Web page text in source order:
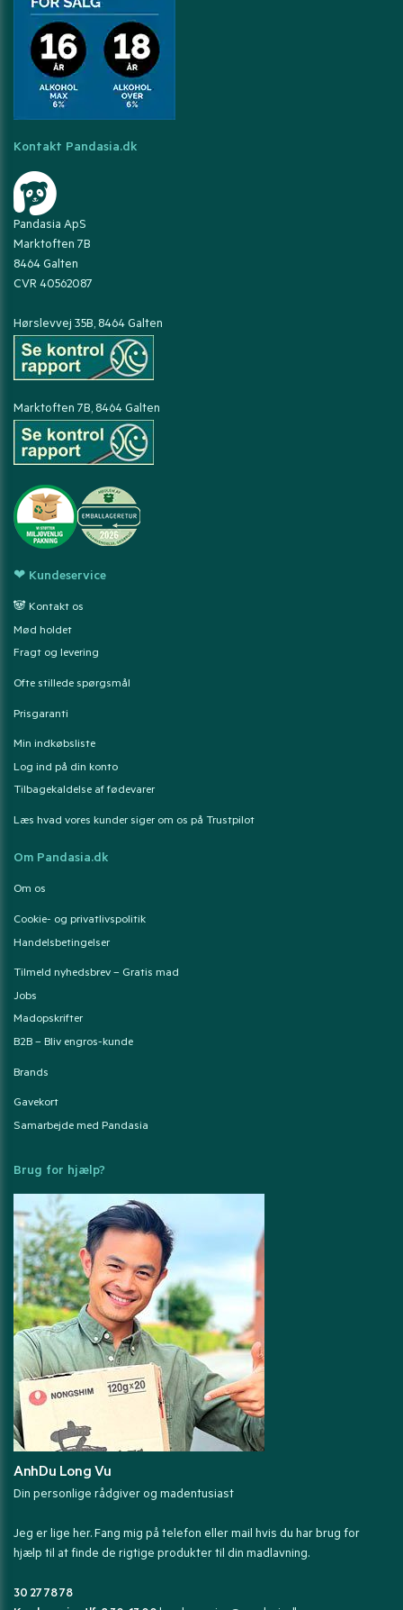
Kontakt Pandasia.dk
Pandasia ApS
Marktoften 7B
8464 Galten
CVR 40562087
Hørslevvej 35B, 8464 Galten
Marktoften 7B, 8464 Galten
❤ Kundeservice
🐼 Kontakt os
Mød holdet
Fragt og levering
Ofte stillede spørgsmål
Prisgaranti
Min indkøbsliste
Log ind på din konto
Tilbagekaldelse af fødevarer
Læs hvad vores kunder siger om os på Trustpilot
Om Pandasia.dk
Om os
Cookie- og privatlivspolitik
Handelsbetingelser
Tilmeld nyhedsbrev – Gratis mad
Jobs
Madopskrifter
B2B – Bliv engros-kunde
Brands
Gavekort
Samarbejde med Pandasia
Brug for hjælp?
AnhDu Long Vu
Din personlige rådgiver og madentusiast
Jeg er lige her. Fang mig på telefon eller mail hvis du har brug for
hjælp til at finde de rigtige produkter til din madlavning.
30 27 78 78